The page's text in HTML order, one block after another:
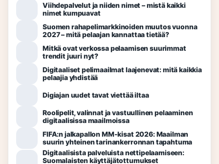
Viihdepalvelut ja niiden nimet – mistä kaikki
nimet kumpuavat
Suomen rahapelimarkkinoiden muutos vuonna
2027 – mitä pelaajan kannattaa tietää?
Mitkä ovat verkossa pelaamisen suurimmat
trendit juuri nyt?
Digitaaliset pelimaailmat laajenevat: mitä kaikkia
pelaajia yhdistää
Digiajan uudet tavat viettää iltaa
Roolipelit, valinnat ja vastuullinen pelaaminen
digitaalisissa maailmoissa
FIFA:n jalkapallon MM-kisat 2026: Maailman
suurin yhteinen tarinankerronnan tapahtuma
Digitaalisista palveluista nettipelaamiseen:
Suomalaisten käyttäjätottumukset